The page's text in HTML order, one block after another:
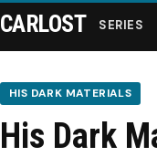
Series
CARLOST SERIES
HIS DARK MATERIALS
His Dark